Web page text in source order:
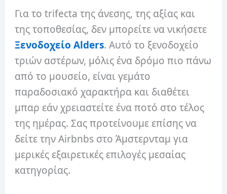
Για το trifecta της άνεσης, της αξίας και
της τοποθεσίας, δεν μπορείτε να νικήσετε
Ξενοδοχείο Alders. Αυτό το ξενοδοχείο
τριών αστέρων, μόλις ένα δρόμο πιο πάνω
από το μουσείο, είναι γεμάτο
παραδοσιακό χαρακτήρα και διαθέτει
μπαρ εάν χρειαστείτε ένα ποτό στο τέλος
της ημέρας. Σας προτείνουμε επίσης να
δείτε την Airbnbs στο Άμστερνταμ για
μερικές εξαιρετικές επιλογές μεσαίας
κατηγορίας.